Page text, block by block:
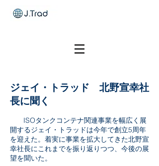
ジェイ・トラッド 北野宣幸社
長に聞く
ISOタンクコンテナ関連事業を幅広く展
開するジェイ・トラッドは今年で創立5周年
を迎えた。着実に事業を拡大してきた北野宣
幸社長にこれまでを振り返りつつ、今後の展
望を聞いた。